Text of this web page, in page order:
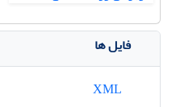
فایل ها